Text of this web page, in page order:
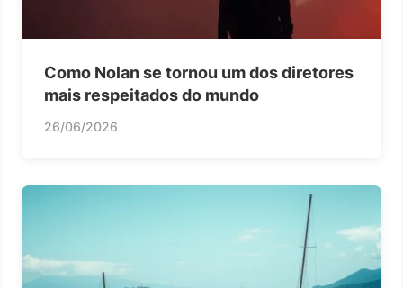
Como Nolan se tornou um dos diretores
mais respeitados do mundo
26/06/2026